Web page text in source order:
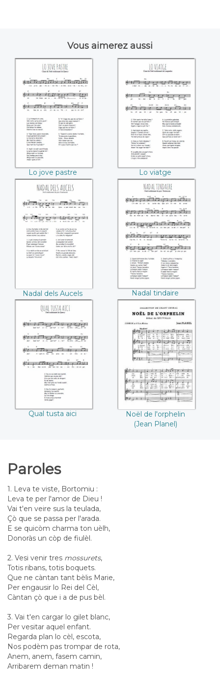
Vous aimerez aussi
Lo jove pastre
Lo jove pastre
Lo viatge
Lo viatge
Nadal dels Aucels
Nadal dels Aucels
Nadal tindaire
Nadal tindaire
Qual tusta aici
Qual tusta aici
Noël de l'orphelin
(Jean Planel)
Noël de l'orphelin
(Jean Planel)
Paroles
1. Leva te viste, Bortomiu :
Leva te per l'amor de Dieu !
Vai t'en veire sus la teulada,
Çò que se passa per l'arada.
E se quicòm charma ton uèlh,
Donoràs un còp de fiulèl.
2. Vesi venir tres mossurets,
Totis ribans, totis boquets.
Que ne càntan tant bèlis Marie,
Per engausir lo Rei del Cèl,
Càntan çò que i a de pus bèl.
3. Vai t'en cargar lo gilet blanc,
Per vesitar aquel enfant.
Regarda plan lo cèl, escota,
Nos podèm pas trompar de rota,
Anem, anem, fasem camin,
Arribarem deman matin !